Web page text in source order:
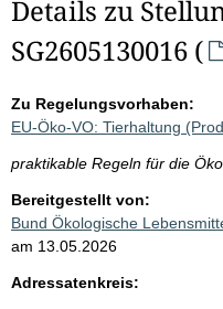
Details zu
SG2605130016 (
Zu Regelungsvorhaben:
EU-Öko-VO: Tierhaltung
praktikable Regeln für die
Bereitgestellt von:
Bund Ökologische
am 13.05.2026
Adressatenkreis: